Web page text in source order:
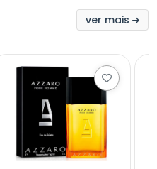
ver mais